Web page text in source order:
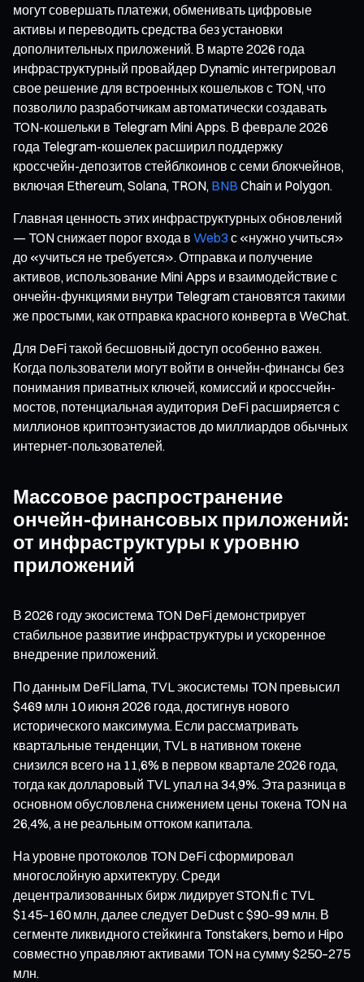
могут совершать платежи, обменивать цифровые
активы и переводить средства без установки
дополнительных приложений. В марте 2026 года
инфраструктурный провайдер Dynamic интегрировал
свое решение для встроенных кошельков с TON, что
позволило разработчикам автоматически создавать
TON-кошельки в Telegram Mini Apps. В феврале 2026
года Telegram-кошелек расширил поддержку
кроссчейн-депозитов стейблкоинов с семи блокчейнов,
включая Ethereum, Solana, TRON, BNB Chain и Polygon.
Главная ценность этих инфраструктурных обновлений
— TON снижает порог входа в Web3 с «нужно учиться»
до «учиться не требуется». Отправка и получение
активов, использование Mini Apps и взаимодействие с
ончейн-функциями внутри Telegram становятся такими
же простыми, как отправка красного конверта в WeChat.
Для DeFi такой бесшовный доступ особенно важен.
Когда пользователи могут войти в ончейн-финансы без
понимания приватных ключей, комиссий и кроссчейн-
мостов, потенциальная аудитория DeFi расширяется с
миллионов криптоэнтузиастов до миллиардов обычных
интернет-пользователей.
Массовое распространение
ончейн-финансовых приложений:
от инфраструктуры к уровню
приложений
В 2026 году экосистема TON DeFi демонстрирует
стабильное развитие инфраструктуры и ускоренное
внедрение приложений.
По данным DeFiLlama, TVL экосистемы TON превысил
$469 млн 10 июня 2026 года, достигнув нового
исторического максимума. Если рассматривать
квартальные тенденции, TVL в нативном токене
снизился всего на 11,6% в первом квартале 2026 года,
тогда как долларовый TVL упал на 34,9%. Эта разница в
основном обусловлена снижением цены токена TON на
26,4%, а не реальным оттоком капитала.
На уровне протоколов TON DeFi сформировал
многослойную архитектуру. Среди
децентрализованных бирж лидирует STON.fi с TVL
$145–160 млн, далее следует DeDust с $90–99 млн. В
сегменте ликвидного стейкинга Tonstakers, bemo и Hipo
совместно управляют активами TON на сумму $250–275
млн.